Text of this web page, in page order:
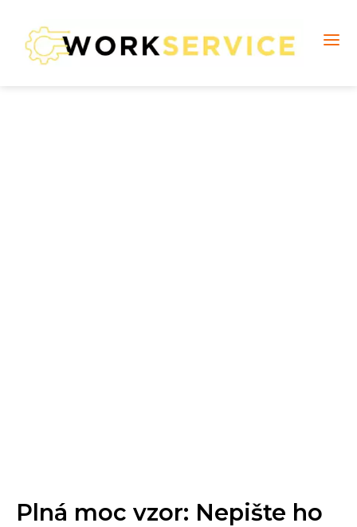
Plná moc vzor: Nepište ho